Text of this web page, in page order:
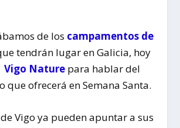
de los campamentos de
tendrán lugar en Galicia, hoy
Vigo Nature para hablar del
que ofrecerá en Semana Santa.
Vigo ya pueden apuntar a sus